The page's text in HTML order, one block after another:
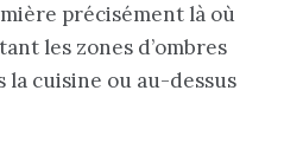
précisément là où
les zones d’ombres
la cuisine ou au-dessus